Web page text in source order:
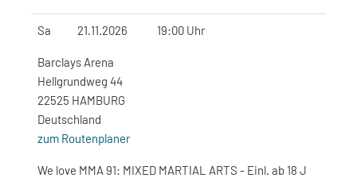
Sa 21.11.2026 19:00 Uhr
Barclays Arena
Hellgrundweg 44
22525 HAMBURG
Deutschland
zum Routenplaner
We love MMA 91: MIXED MARTIAL ARTS - Einl. ab 18 J